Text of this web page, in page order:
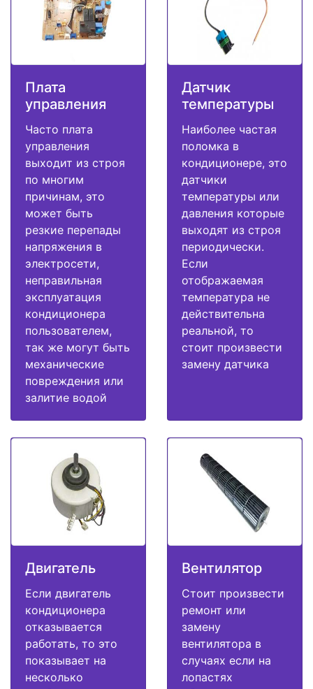
Плата
управления
Часто плата
управления
выходит из строя
по многим
причинам, это
может быть
резкие перепады
напряжения в
электросети,
неправильная
эксплуатация
кондиционера
пользователем,
так же могут быть
механические
повреждения или
залитие водой
Датчик
температуры
Наиболее частая
поломка в
кондиционере, это
датчики
температуры или
давления которые
выходят из строя
периодически.
Если
отображаемая
температура не
действительна
реальной, то
стоит произвести
замену датчика
Двигатель
Если двигатель
кондиционера
отказывается
работать, то это
показывает на
несколько
Вентилятор
Стоит произвести
ремонт или
замену
вентилятора в
случаях если на
лопастях